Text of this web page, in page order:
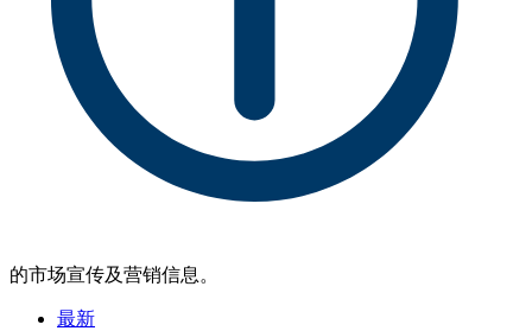
的市场宣传及营销信息。
最新